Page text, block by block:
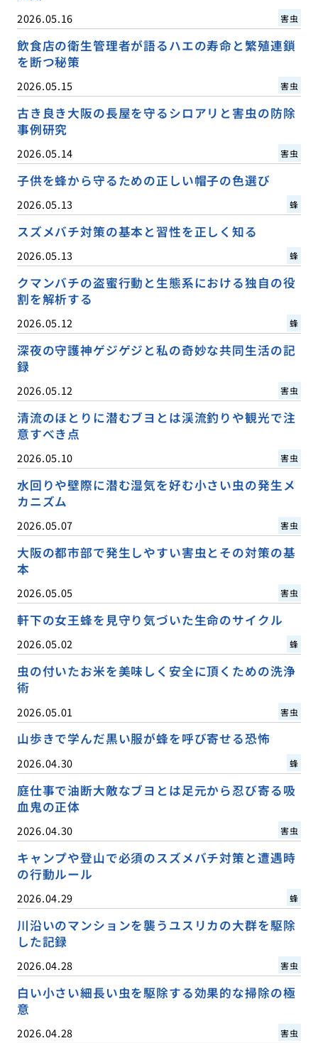
2026.05.16 害虫
飲食店の衛生管理者が語るハエの寿命と繁殖連鎖
を断つ秘策
2026.05.15 害虫
古き良き大阪の長屋を守るシロアリと害虫の防除
事例研究
2026.05.14 害虫
子供を蜂から守るための正しい帽子の色選び
2026.05.13 蜂
スズメバチ対策の基本と習性を正しく知る
2026.05.13 蜂
クマンバチの盗蜜行動と生態系における独自の役
割を解析する
2026.05.12 蜂
深夜の守護神ゲジゲジと私の奇妙な共同生活の記
録
2026.05.12 害虫
清流のほとりに潜むブヨとは渓流釣りや観光で注
意すべき点
2026.05.10 害虫
水回りや壁際に潜む湿気を好む小さい虫の発生メ
カニズム
2026.05.07 害虫
大阪の都市部で発生しやすい害虫とその対策の基
本
2026.05.05 害虫
軒下の女王蜂を見守り気づいた生命のサイクル
2026.05.02 蜂
虫の付いたお米を美味しく安全に頂くための洗浄
術
2026.05.01 害虫
山歩きで学んだ黒い服が蜂を呼び寄せる恐怖
2026.04.30 蜂
庭仕事で油断大敵なブヨとは足元から忍び寄る吸
血鬼の正体
2026.04.30 害虫
キャンプや登山で必須のスズメバチ対策と遭遇時
の行動ルール
2026.04.29 蜂
川沿いのマンションを襲うユスリカの大群を駆除
した記録
2026.04.28 害虫
白い小さい細長い虫を駆除する効果的な掃除の極
意
2026.04.28 害虫